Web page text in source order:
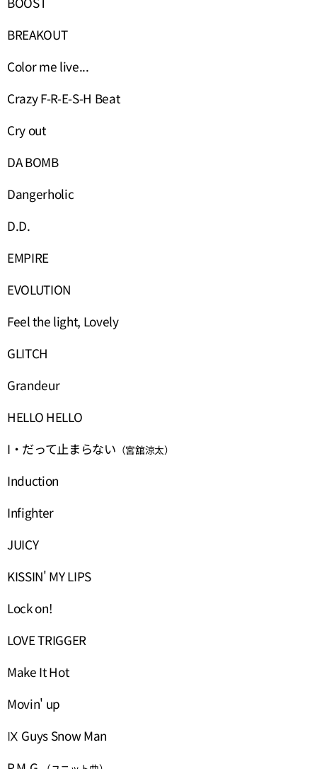
BREAKOUT
Color me live...
Crazy F-R-E-S-H Beat
Cry out
DA BOMB
Dangerholic
D.D.
EMPIRE
EVOLUTION
Feel the light, Lovely
GLITCH
Grandeur
HELLO HELLO
I・だって止まらない （宮舘涼太）
Induction
Infighter
JUICY
KISSIN' MY LIPS
Lock on!
LOVE TRIGGER
Make It Hot
Movin' up
Ⅸ Guys Snow Man